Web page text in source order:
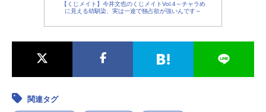
【くじメイト】今井文也のくじメイトVol.4～チャラめ
に見える幼馴染、実は一途で独占欲が強いんです～
関連タグ